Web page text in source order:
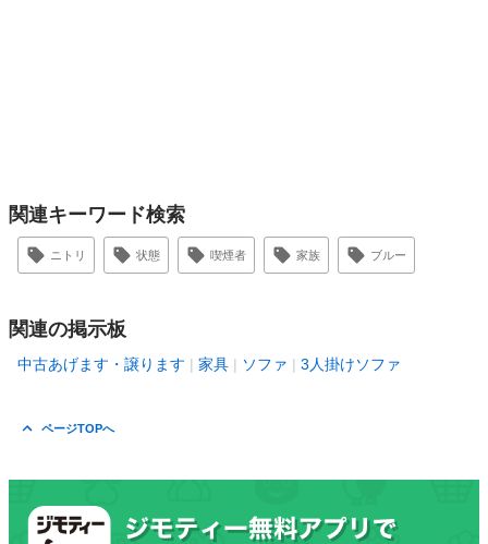
関連キーワード検索
ニトリ 状態 喫煙者 家族 ブルー
関連の掲示板
中古あげます・譲ります 家具 ソファ 3人掛けソファ
ページTOPへ